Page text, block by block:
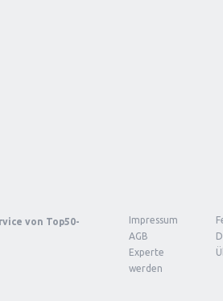
von Top50-
Impressum
AGB
Experte
werden